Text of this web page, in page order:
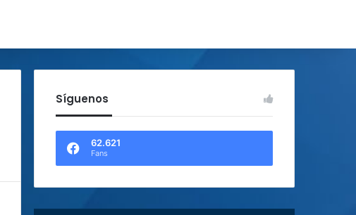
Síguenos
62.621
Fans